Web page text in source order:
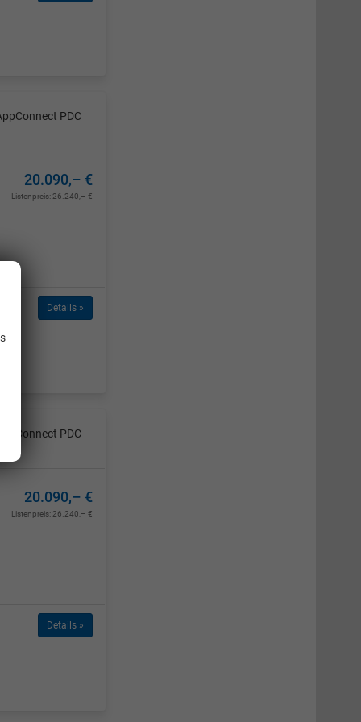
PDC
20.090,– €
Listenpreis: 26.240,– €
Details »
PDC
20.090,– €
Listenpreis: 26.240,– €
Details »